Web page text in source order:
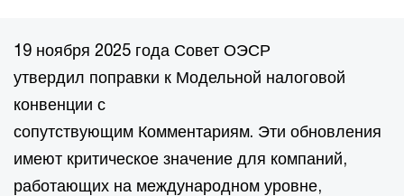
19 ноября 2025 года Совет ОЭСР
утвердил поправки к Модельной налоговой
конвенции с
сопутствующим Комментариям. Эти обновления
имеют критическое значение для компаний,
работающих на международном уровне,